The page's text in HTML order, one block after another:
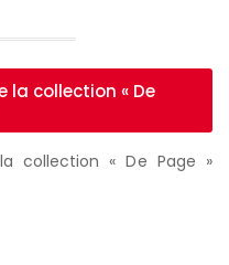
la collection « De
collection « De Page »